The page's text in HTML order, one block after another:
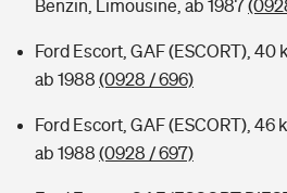
Benzin, Limousine, ab 1987
Ford Escort, GAF (ESCORT), 40
ab 1988 (0928 / 696)
Ford Escort, GAF (ESCORT), 46
ab 1988 (0928 / 697)